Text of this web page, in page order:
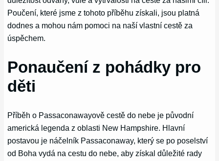
Poučení, které jsme z tohoto příběhu získali, jsou platná
dodnes a mohou nám pomoci na naší vlastní cestě za
úspěchem.
Ponaučení z pohádky pro
děti
Příběh o Passaconawayově cestě do nebe je původní
americká legenda z oblasti New Hampshire. Hlavní
postavou je náčelník Passaconaway, který se po poselství
od Boha vydá na cestu do nebe, aby získal důležité rady